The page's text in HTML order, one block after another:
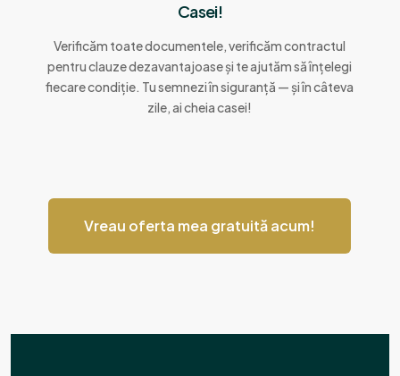
Casei!
Verificăm toate documentele, verificăm contractul
pentru clauze dezavantajoase și te ajutăm să înțelegi
fiecare condiție. Tu semnezi în siguranță — și în câteva
zile, ai cheia casei!
Vreau oferta mea gratuită acum!